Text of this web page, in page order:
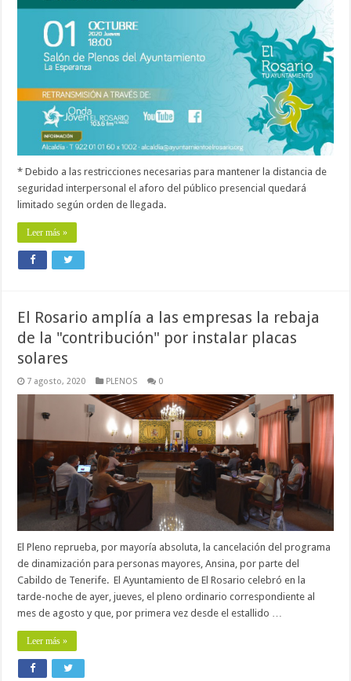
* Debido a las restricciones necesarias para mantener la distancia de
seguridad interpersonal el aforo del público presencial quedará
limitado según orden de llegada.
Leer más »
El Rosario amplía a las empresas la rebaja
de la "contribución" por instalar placas
solares
7 agosto, 2020 PLENOS 0
El Pleno reprueba, por mayoría absoluta, la cancelación del programa
de dinamización para personas mayores, Ansina, por parte del
Cabildo de Tenerife. El Ayuntamiento de El Rosario celebró en la
tarde-noche de ayer, jueves, el pleno ordinario correspondiente al
mes de agosto y que, por primera vez desde el estallido …
Leer más »